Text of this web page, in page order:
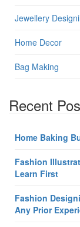
Jewellery
Home Decor
Bag Making
Recent
Home Baking
Fashion
Learn First
Fashion
Any Prior